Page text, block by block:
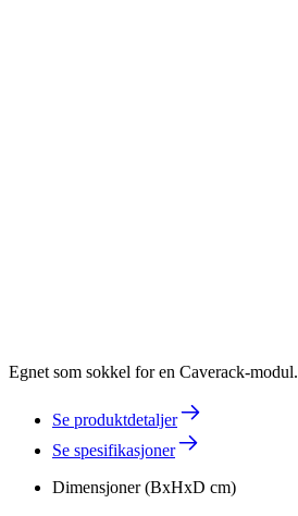
Egnet som sokkel for en Caverack-modul.
Se produktdetaljer
Se spesifikasjoner
Dimensjoner (BxHxD cm)